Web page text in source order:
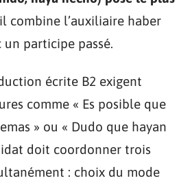
combine l’auxiliaire haber
participe passé.
écrite B2 exigent
comme « Es posible que
» ou « Dudo que hayan
doit coordonner trois
: choix du mode